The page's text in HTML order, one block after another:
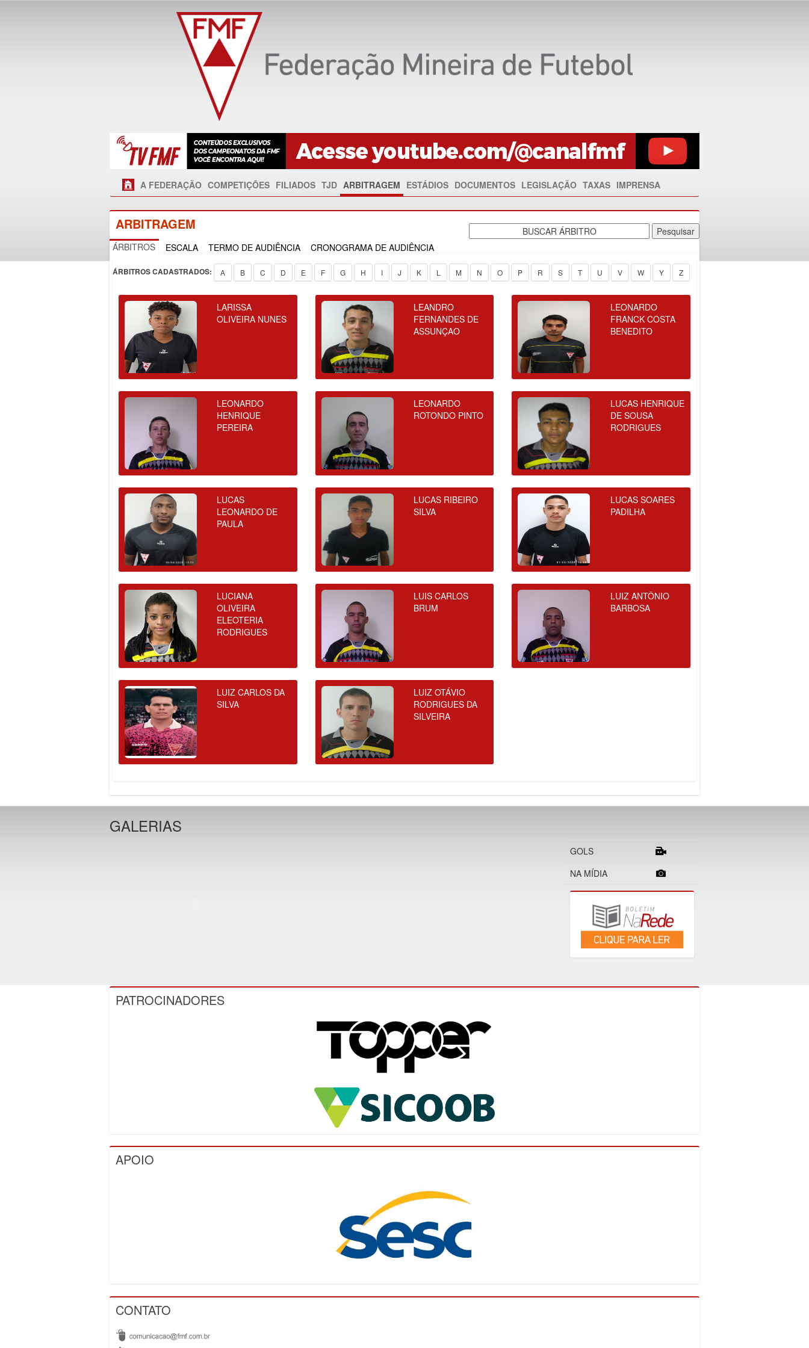
A FEDERAÇÃO COMPETIÇÕES FILIADOS TJD ARBITRAGEM ESTÁDIOS DOCUMENTOS LEGISLAÇÃO TAXAS IMPRENSA
ARBITRAGEM
ÁRBITROS ESCALA TERMO DE AUDIÊNCIA CRONOGRAMA DE AUDIÊNCIA
ÁRBITROS CADASTRADOS: A B C D E F G H I J K L M N O P R S T U V W Y Z
LARISSA
OLIVEIRA NUNES
LEANDRO
FERNANDES DE
ASSUNÇAO
LEONARDO
FRANCK COSTA
BENEDITO
LEONARDO
HENRIQUE
PEREIRA
LEONARDO
ROTONDO PINTO
LUCAS HENRIQUE
DE SOUSA
RODRIGUES
LUCAS
LEONARDO DE
PAULA
LUCAS RIBEIRO
SILVA
LUCAS SOARES
PADILHA
LUCIANA
OLIVEIRA
ELEOTERIA
RODRIGUES
LUIS CARLOS
BRUM
LUIZ ANTÔNIO
BARBOSA
LUIZ CARLOS DA
SILVA
LUIZ OTÁVIO
RODRIGUES DA
SILVEIRA
GALERIAS
GOLS
NA MÍDIA
PATROCINADORES
APOIO
CONTATO